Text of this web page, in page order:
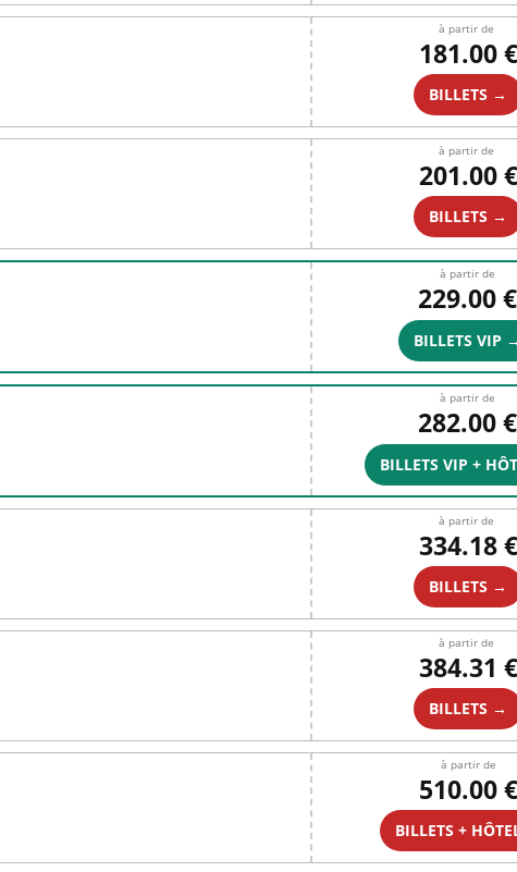
à partir de
181.00 €
BILLETS →
à partir de
201.00 €
BILLETS →
à partir de
229.00 €
BILLETS VIP →
à partir de
282.00 €
BILLETS VIP +
à partir de
334.18 €
BILLETS →
à partir de
384.31 €
BILLETS →
à partir de
510.00 €
BILLETS +